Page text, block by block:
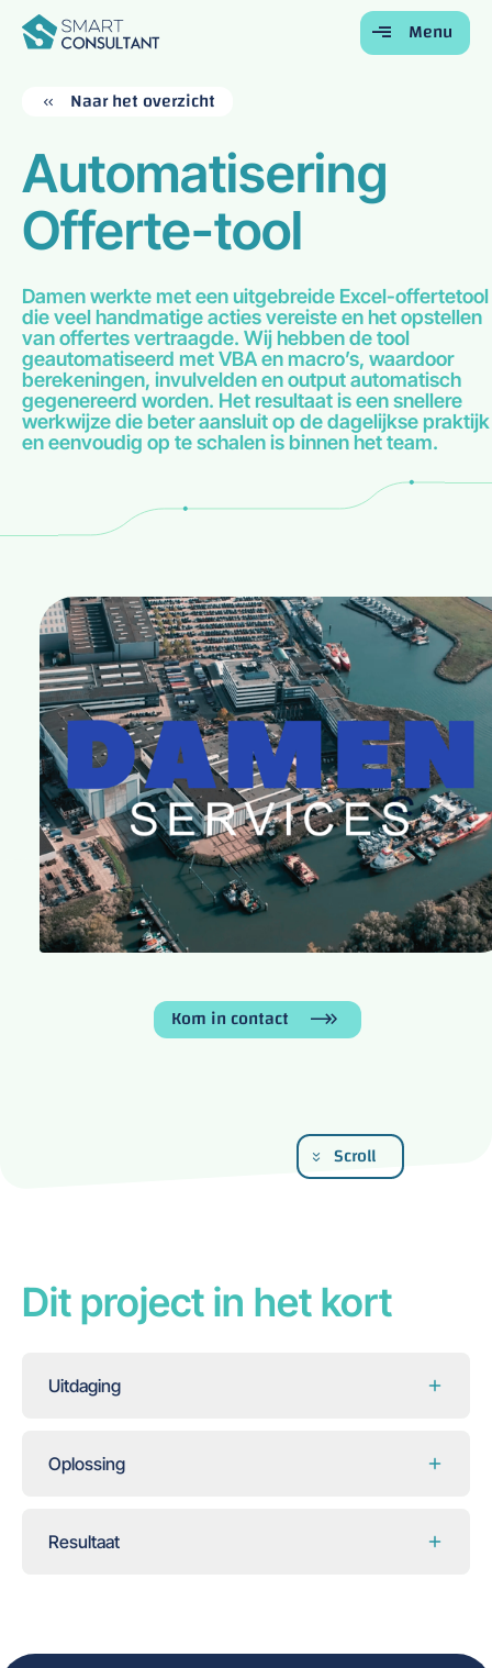
Menu
Home
Voor Bedrijven
Voor Studenten
Over Ons
Contact
Terug
Onze Diensten
Terug
Terug
Terug
Terug
Naar het overzicht
Automatisering
Offerte-tool
Damen werkte met een uitgebreide Excel-offertetool
die veel handmatige acties vereiste en het opstellen
van offertes vertraagde. Wij hebben de tool
geautomatiseerd met VBA en macro’s, waardoor
berekeningen, invulvelden en output automatisch
gegenereerd worden. Het resultaat is een snellere
werkwijze die beter aansluit op de dagelijkse praktijk
en eenvoudig op te schalen is binnen het team.
Kom in contact
Scroll
Dit project in het kort
Uitdaging
Oplossing
Resultaat